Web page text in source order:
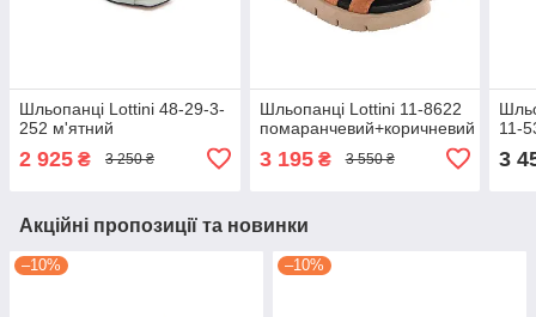
Шльопанці Lottini 48-29-3-
252 м'ятний
2 925 ₴ 3 250 ₴
Шльопанці Lottini 11-8622
помаранчевий+коричневий
3 195₴ 3 550 ₴
11-
3
Акційні пропозиції та новинки
–10% –10%